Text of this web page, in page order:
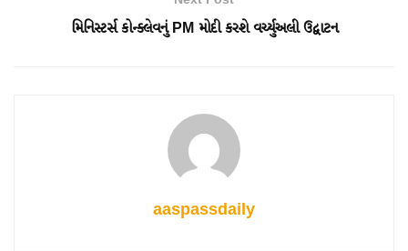
મિનિસ્ટર્સ કોન્ક્લેવનું PM મોદી કરશે વર્ચ્યુઅલી ઉદ્વાટન
aaspassdaily